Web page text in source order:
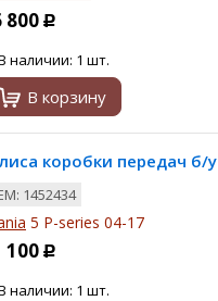
800 Р
наличии: 1 шт.
В корзину
коробки передач б/у
1452434
5 P-series 04-17
100 Р
наличии: 1 шт.